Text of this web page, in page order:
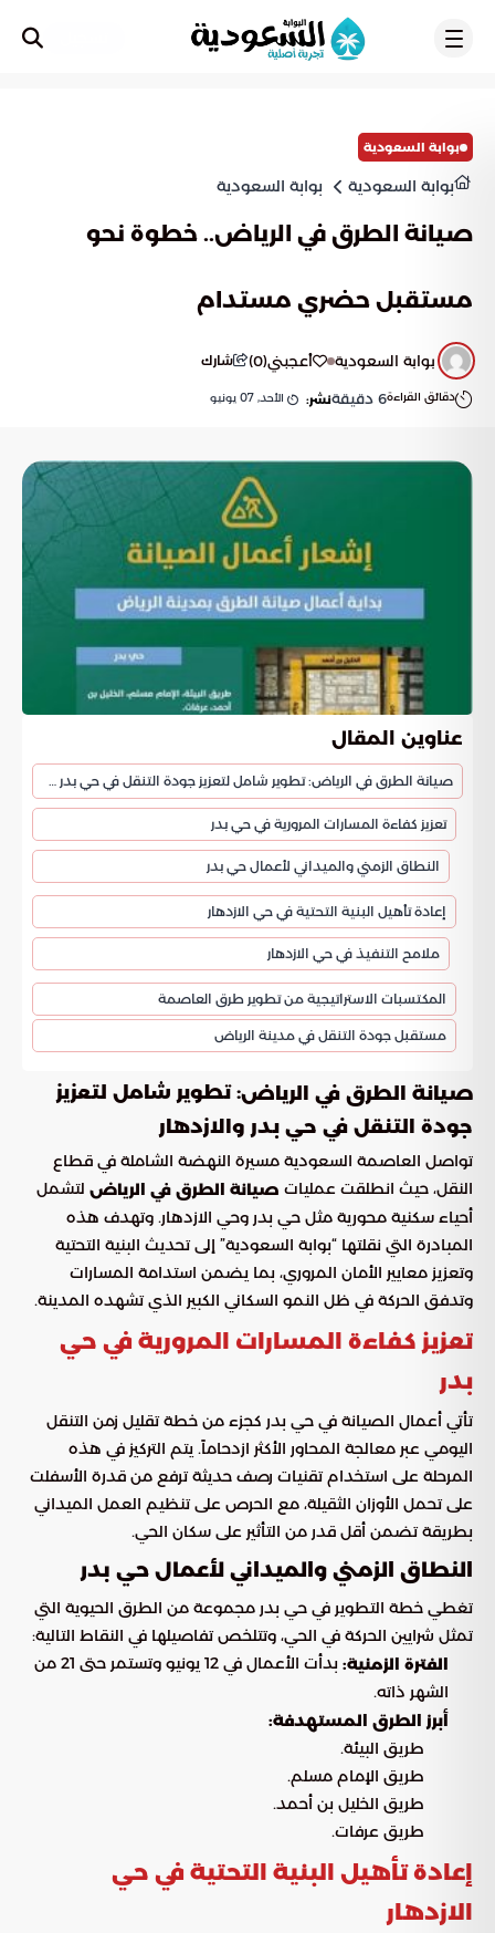
بوابة السعودية
بوابة السعودية بوابة السعودية
صيانة الطرق في الرياض.. خطوة نحو
مستقبل حضري مستدام
بوابة السعودية أعجبني(
0
) شارك
دقائق القراءة6 دقيقةنشر: الأحد, 07 يونيو
عناوين المقال
صيانة الطرق في الرياض: تطوير شامل لتعزيز جودة التنقل في حي بدر والازدهار
تعزيز كفاءة المسارات المرورية في حي بدر
النطاق الزمني والميداني لأعمال حي بدر
إعادة تأهيل البنية التحتية في حي الازدهار
ملامح التنفيذ في حي الازدهار
المكتسبات الاستراتيجية من تطوير طرق العاصمة
مستقبل جودة التنقل في مدينة الرياض
صيانة الطرق في الرياض: تطوير شامل لتعزيز
جودة التنقل في حي بدر والازدهار
تواصل العاصمة السعودية مسيرة النهضة الشاملة في قطاع
النقل، حيث انطلقت عمليات صيانة الطرق في الرياض لتشمل
أحياء سكنية محورية مثل حي بدر وحي الازدهار. وتهدف هذه
المبادرة التي نقلتها “بوابة السعودية” إلى تحديث البنية التحتية
وتعزيز معايير الأمان المروري، بما يضمن استدامة المسارات
وتدفق الحركة في ظل النمو السكاني الكبير الذي تشهده المدينة.
تعزيز كفاءة المسارات المرورية في حي
بدر
تأتي أعمال الصيانة في حي بدر كجزء من خطة تقليل زمن التنقل
اليومي عبر معالجة المحاور الأكثر ازدحاماً. يتم التركيز في هذه
المرحلة على استخدام تقنيات رصف حديثة ترفع من قدرة الأسفلت
على تحمل الأوزان الثقيلة، مع الحرص على تنظيم العمل الميداني
بطريقة تضمن أقل قدر من التأثير على سكان الحي.
النطاق الزمني والميداني لأعمال حي بدر
تغطي خطة التطوير في حي بدر مجموعة من الطرق الحيوية التي
تمثل شرايين الحركة في الحي، وتتلخص تفاصيلها في النقاط التالية:
الفترة الزمنية:
بدأت الأعمال في 12 يونيو وتستمر حتى 21 من
الشهر ذاته.
أبرز الطرق المستهدفة:
طريق البيئة.
طريق الإمام مسلم.
طريق الخليل بن أحمد.
طريق عرفات.
إعادة تأهيل البنية التحتية في حي
الازدهار